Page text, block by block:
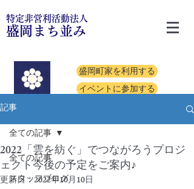
特定非営利活動法人
盛岡まち並み
盛岡町家を利用する
イベントに参加する
記事
全ての記事
スタッフブログ
全ての記事
2022「雲を紡ぐ」でつながろうプロジ
ェクト今後の予定をご案内♪
更新日：2022年10月10日